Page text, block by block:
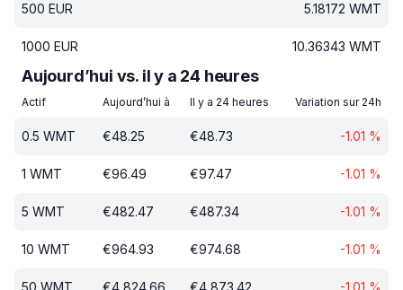
500 EUR 5.18172 WMT
1000 EUR 10.36343 WMT
Aujourd’hui vs. il y a 24 heures
Actif Aujourd’hui à Il y a 24 heures Variation sur 24h
0.5 WMT €48.25 €48.73 -1.01 %
1 WMT €96.49 €97.47 -1.01 %
5 WMT €482.47 €487.34 -1.01 %
10 WMT €964.93 €974.68 -1.01 %
50 WMT €4 824.66 €4 873.42 -1.01 %